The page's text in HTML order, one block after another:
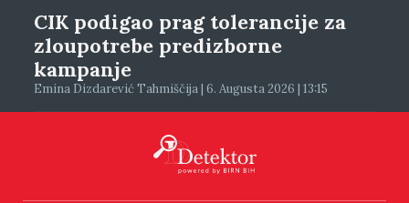
CIK podigao prag tolerancije za
zloupotrebe predizborne
kampanje
Emina Dizdarević Tahmiščija | 6. Augusta 2026 | 13:15